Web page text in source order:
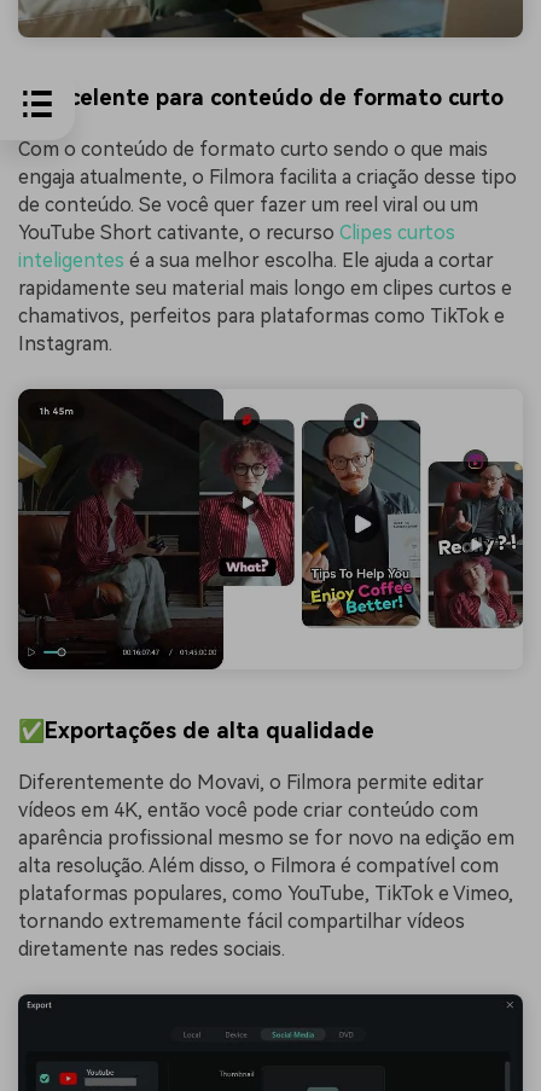
✅Excelente para conteúdo de formato curto
Com o conteúdo de formato curto sendo o que mais
engaja atualmente, o Filmora facilita a criação desse tipo
de conteúdo. Se você quer fazer um reel viral ou um
YouTube Short cativante, o recurso Clipes curtos
inteligentes é a sua melhor escolha. Ele ajuda a cortar
rapidamente seu material mais longo em clipes curtos e
chamativos, perfeitos para plataformas como TikTok e
Instagram.
✅Exportações de alta qualidade
Diferentemente do Movavi, o Filmora permite editar
vídeos em 4K, então você pode criar conteúdo com
aparência profissional mesmo se for novo na edição em
alta resolução. Além disso, o Filmora é compatível com
plataformas populares, como YouTube, TikTok e Vimeo,
tornando extremamente fácil compartilhar vídeos
diretamente nas redes sociais.